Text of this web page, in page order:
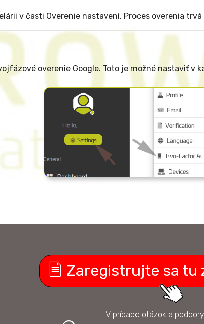
v časti Overenie nastavení. Proces overenia
overenie Google. Toto je možné nastaviť v
Zaregistrujte sa tu
V prípade otázok a